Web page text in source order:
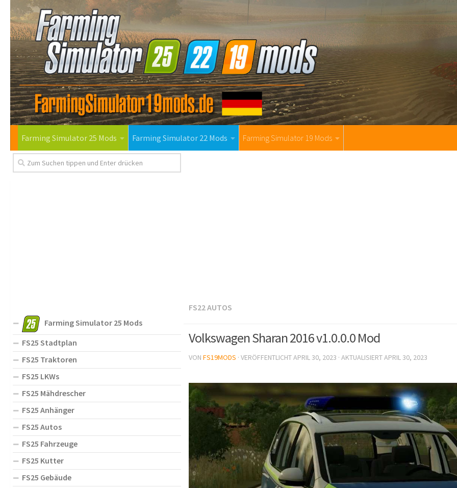
Farming Simulator 25 Mods Farming Simulator 22 Mods Farming Simulator 19 Mods
FS22 AUTOS
Volkswagen Sharan 2016 v1.0.0.0 Mod
VON FS19MODS · VERÖFFENTLICHTAPRIL 30, 2023 · AKTUALISIERTAPRIL 30, 2023
Farming Simulator 25 Mods
FS25 Stadtplan
FS25 Traktoren
FS25 LKWs
FS25 Mähdrescher
FS25 Anhänger
FS25 Autos
FS25 Fahrzeuge
FS25 Kutter
FS25 Gebäude